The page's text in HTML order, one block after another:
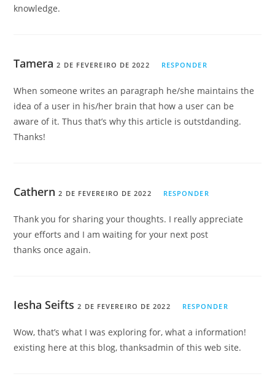
knowledge.
Tamera 2 DE FEVEREIRO DE 2022 RESPONDER
When someone writes an paragraph he/she maintains the
idea of a user in his/her brain that how a user can be
aware of it. Thus that’s why this article is outstdanding.
Thanks!
Cathern 2 DE FEVEREIRO DE 2022 RESPONDER
Thank you for sharing your thoughts. I really appreciate
your efforts and I am waiting for your next post
thanks once again.
Iesha Seifts 2 DE FEVEREIRO DE 2022 RESPONDER
Wow, that’s what I was exploring for, what a information!
existing here at this blog, thanksadmin of this web site.